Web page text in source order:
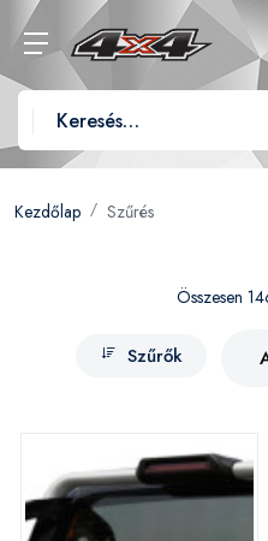
Kezdőlap Szűrés
Összesen
Szűrők